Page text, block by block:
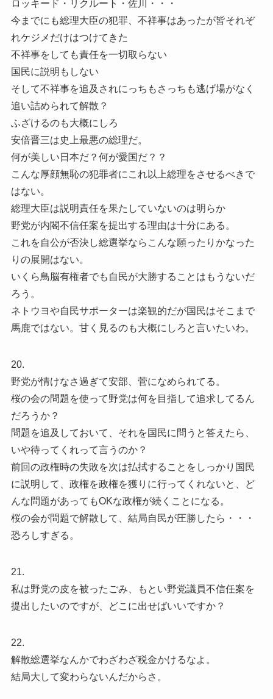
ロッキード・リクルート・佐川・・・
今までにも総理大臣の犯罪、不祥事はあったが皆それぞ
れケジメだけはつけてきた
不祥事をしても責任を一切取らない
国民に説明もしない
そして不祥事を追及されにっちもさっちも逃げ場がなく
追い詰められて解散？
ふざけるのも大概にしろ
安倍晋三は史上最悪の総理だ。
何が美しい日本だ？何が愛国だ？？
こんな厚顔無恥の犯罪者にこれ以上総理をさせるべきで
はない。
総理大臣は説明責任を果たしていないのは明らか
野党が内閣不信任案を提出する理由は十分にある。
これを自公が否決し総選挙ならこんな願ったりかなった
りの展開はない。
いくら鳥脳有権者でも自民が大勝することはもうないだ
ろう。
ネトウヨや自民サポーターは楽観的だが国民はそこまで
馬鹿ではない。甘く見るのも大概にしろと言いたいわ。
20.
野党が情けなさ過ぎて安部、菅になめられてる。
桜の会の問題を使って野党は何を目指して追求してるん
だろうか？
問題を追及しておいて、それを国民に問うと答えたら、
いや待ってくれって言うのか？
前回の政権時の失敗を次は払拭することをしっかり国民
に説明して、政権を政権を獲りに行ってくれないと、ど
んな問題があってもOKな政権が続くことになる。
桜の会が問題で解散して、結局自民が圧勝したら・・・
恐ろしすぎる。
21.
私は野党の皮を被ったごみ、もとい野党議員不信任案を
提出したいのですが、どこに出せばいいですか？
22.
解散総選挙なんかでわざわざ税金かけるなよ。
結局大して変わらないんだからさ。